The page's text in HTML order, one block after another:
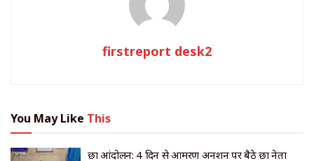
firstreport desk2
You May Like This
छात्र आंदोलन: 4 दिन से आमरण अनशन पर बैठे छात्र नेता